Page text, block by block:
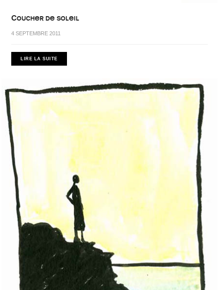
Coucher de soleil
4 SEPTEMBRE 2011
LIRE LA SUITE